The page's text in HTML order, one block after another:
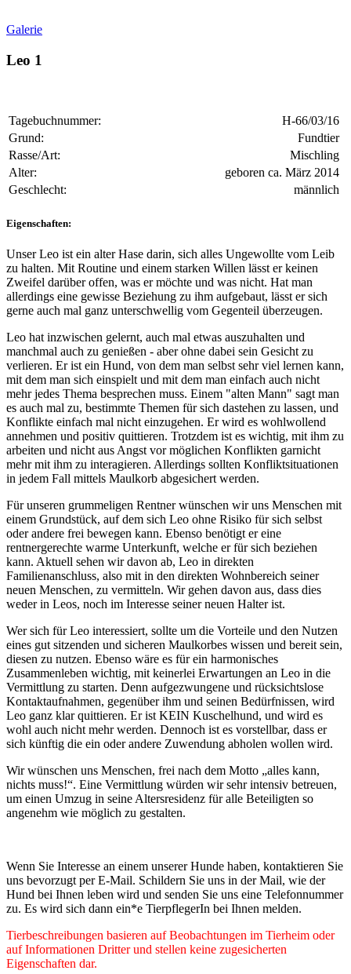
Galerie
Leo 1
Tagebuchnummer:
H-66/03/16
Grund:
Fundtier
Rasse/Art:
Mischling
Alter:
geboren ca. März 2014
Geschlecht:
männlich
Eigenschaften:
UnserLeo ist ein alter Hase darin, sich alles Ungewollte vom Leib
zu halten. Mit Routine und einem starken Willen lässt er keinen
Zweifel darüber offen, was er möchte und was nicht. Hat man
allerdings eine gewisse Beziehung zu ihm aufgebaut, lässt er sich
gerne auch mal ganz unterschwellig vom Gegenteil überzeugen.
Leo hat inzwischen gelernt, auch mal etwas auszuhalten und
manchmal auch zu genießen - aber ohne dabei sein Gesicht zu
verlieren. Er ist ein Hund, von dem man selbst sehr viel lernen kann,
mit dem man sich einspielt und mit dem man einfach auch nicht
mehr jedes Thema besprechen muss. Einem "alten Mann" sagt man
es auch mal zu, bestimmte Themen für sich dastehen zu lassen, und
Konflikte einfach mal nicht einzugehen. Er wird es wohlwollend
annehmen und positiv quittieren. Trotzdem ist es wichtig, mit ihm zu
arbeiten und nicht aus Angst vor möglichen Konflikten garnicht
mehr mit ihm zu interagieren. Allerdings sollten Konfliktsituationen
in jedem Fall mittels Maulkorb abgesichert werden.
Für unseren grummeligen Rentner wünschen wir uns Menschen mit
einem Grundstück, auf dem sich Leo ohne Risiko für sich selbst
oder andere frei bewegen kann. Ebenso benötigt er eine
rentnergerechte warme Unterkunft, welche er für sich beziehen
kann. Aktuell sehen wir davon ab, Leo in direkten
Familienanschluss, also mit in den direkten Wohnbereich seiner
neuen Menschen, zu vermitteln. Wir gehen davon aus, dass dies
weder in Leos, noch im Interesse seiner neuen Halter ist.
Wer sich für Leo interessiert, sollte um die Vorteile und den Nutzen
eines gut sitzenden und sicheren Maulkorbes wissen und bereit sein,
diesen zu nutzen. Ebenso wäre es für ein harmonisches
Zusammenleben wichtig, mit keinerlei Erwartungen an Leo in die
Vermittlung zu starten. Denn aufgezwungene und rücksichtslose
Kontaktaufnahmen, gegenüber ihm und seinen Bedürfnissen, wird
Leo ganz klar quittieren. Er ist KEIN Kuschelhund, und wird es
wohl auch nicht mehr werden. Dennoch ist es vorstellbar, dass er
sich künftig die ein oder andere Zuwendung abholen wollen wird.
Wir wünschen uns Menschen, frei nach dem Motto „alles kann,
nichts muss!“. Eine Vermittlung würden wir sehr intensiv betreuen,
um einen Umzug in seine Altersresidenz für alle Beteiligten so
angenehm wie möglich zu gestalten.
Wenn Sie Interesse an einem unserer Hunde haben, kontaktieren Sie
uns bevorzugt per E-Mail. Schildern Sie uns in der Mail, wie der
Hund bei Ihnen leben wird und senden Sie uns eine Telefonnummer
zu. Es wird sich dann ein*e TierpflegerIn bei Ihnen melden.
Tierbeschreibungen basieren auf Beobachtungen im Tierheim oder
auf Informationen Dritter und stellen keine zugesicherten
Eigenschaften dar.